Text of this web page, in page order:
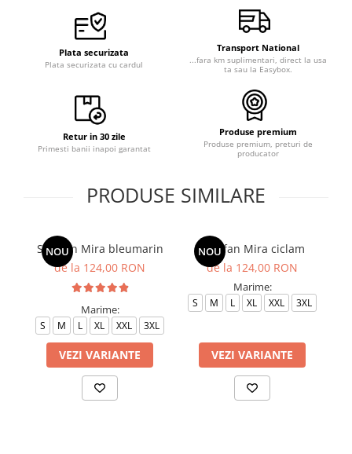
Plata securizata
Plata securizata cu cardul
Transport National
...fara km suplimentari, direct la usa
ta sau la Easybox.
Retur in 30 zile
Primesti banii inapoi garantat
Produse premium
Produse premium, preturi de
producator
PRODUSE SIMILARE
NOU
Sarafan Mira bleumarin
de la 124,00 RON
Marime:
S M L XL XXL 3XL
VEZI VARIANTE
NOU
Sarafan Mira ciclam
de la 124,00 RON
Marime:
S M L XL XXL 3XL
VEZI VARIANTE